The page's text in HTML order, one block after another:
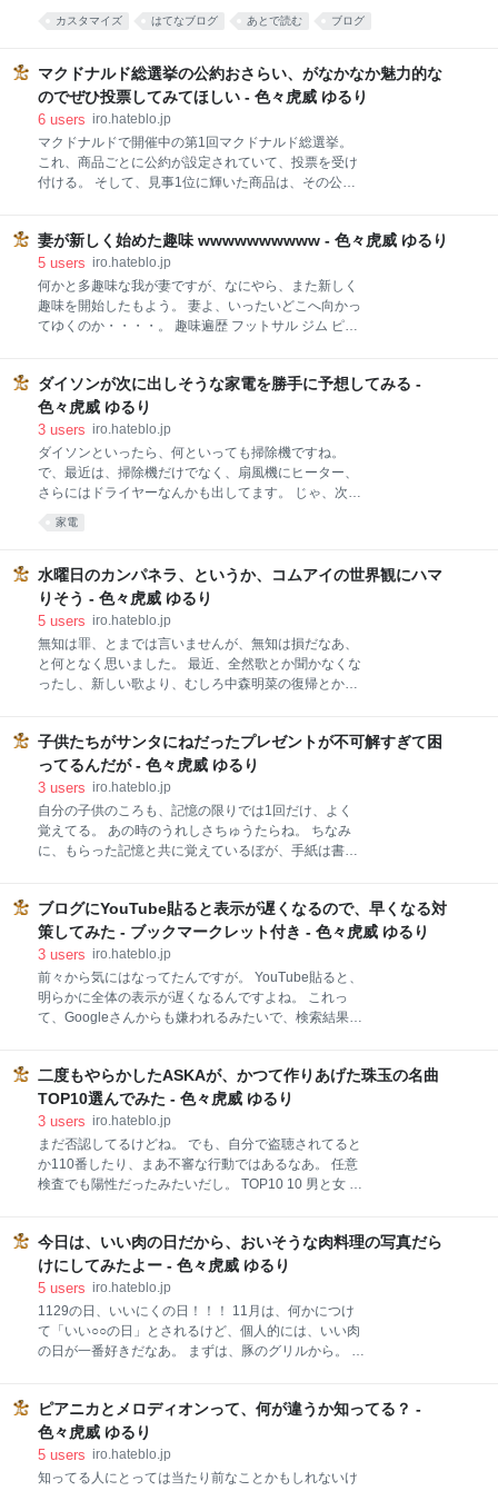
ネっ子ではなく、グッとくるようなオリジナリティあ
ポンサーリンク ここがいい① 「ヌードル」系商品とい
えば、日清カップヌードルしかり、カップスターしか
り、ある
ますね。 あとで読む コード CSS まとめ あとで読む
はてなブックマークをお誘いするといいますか、リン
共有メニュー出すのめんどうだし。 あとでブラウザの
履歴から見ればいいっか、みたいな感じで結局忘れて
みない、なんて機会損失を防ぐべく（おおげさ）、記
設置して、はてなブックマークしてもらう。 その積み
重ねで、ホットエントリーを目指すという、浅く、そ
して遠い野望を抱きながら、ボタンを設置してみまし
ードのまま、ちゃんとでます。 スポンサーリンク コー
ド デザインの「カスタマイズ」にある「記事」の中の
「記事上
カスタマイズ はてなブログ あとで読む ブログ
マクドナルド総選挙の公約おさらい、がなかなか魅力的な
のでぜひ投票してみてほしい - 色々虎威 ゆるり
6 users iro.hateblo.jp
マクドナルドで開催中の第1回マクドナルド総選挙。
これ、商品ごとに公約が設定されていて、投票を受け
付ける。 そして、見事1位に輝いた商品は、その公約
バーガーの公約 クォーターパウンダー・チーズの公約
ダブルクォーターパウンダー・チーズの公約 てりやき
マックバーガーの公約 チキンフィレオの公約 バベポの
公約 チキチーの公約 フィレオフィッシュの公約 えび
フィレオの公約 まとめ ビックマックの公約 お値段そ
に増えるメガマックは、レギュラーメニューではなく
期間限定商品で、以前は単品で520円で販売されてま
した。 なかなかのお得感です。 ちなみに、個人的には
以前やってた単品200円、の方が
妻が新しく始めた趣味 wwwwwwwwww - 色々虎威 ゆるり
5 users iro.hateblo.jp
何かと多趣味な我が妻ですが、なにやら、また新しく
趣味を開始したもよう。 妻よ、いったいどこへ向かっ
てゆくのか・・・・。 趣味遍歴 フットサル ジム ピア
ットサル 結婚する前ですが、職場の仲間と始めた、と
か。そういえば、ボールとか、シューズとか買ってた
なあ。 記憶の限り、3、4回行ったとろこで、その集団
がバレー部になり変わって、そのうち自然消滅。 その
ボールもシューズも、今はない。 ジム これも結婚する
前。駅前のジムに通ってたねえ。 何回行っただろう
ない。 そう思いたい。 バイクで心拍測ると、いつも振
す。 毎回そうなるらしいので、ある種のトラウマかも
しれないけど。 スポンサーリンク ピアノ 結婚
ダイソンが次に出しそうな家電を勝手に予想してみる -
色々虎威 ゆるり
3 users iro.hateblo.jp
ダイソンといったら、何といっても掃除機ですね。
で、最近は、掃除機だけでなく、扇風機にヒーター、
さらにはドライヤーなんかも出してます。 じゃ、次
は、どんなの出してくるんだろう。 現行製品 掃除機
ファンヒーター ドライヤー 次に出そうなもの 洗濯機
除機 もう説明不要ですよね。ダイソンといえば、こ
れ。 うちには、ハンディタイプありますが、まあパワ
ーすごいです。音もすごいけど。 階段の掃除とか、本
レス ハンディクリーナー motorhead オンラインスト
ア限定モデル DC61 出版社/メーカー: dyson(ダイソン)
メディア: ホーム&キッチン この商品を含むブログを見
と、ついつい、手を突っ込みたくなりますね。 どっか
ら風出てくるん
家電
水曜日のカンパネラ、というか、コムアイの世界観にハマ
りそう - 色々虎威 ゆるり
5 users iro.hateblo.jp
無知は罪、とまでは言いませんが、無知は損だなあ、
と何となく思いました。 最近、全然歌とか聞かなくな
ったし、新しい歌より、むしろ中森明菜の復帰とかの
たんだ、と思いましてね。 水曜日のカンパネラ 曲 お
まけ 水曜日のカンパネラ ボーカルのコムアイと3人か
らなるユニットでして、2012年から活動されてます。
コムアイは、ヤフオクなんかのCMにも出てまして、
まあなかなかの美人でございます。 とりわけ、このコ
ムアイの世界観が独特といいましょうか。 趣味が落語
檎、レキシ・・・・。なるほど、なんとなく、という
か、すごーくわかる気がします。 好きな人には、たま
らん世界観かもしれませんね。 スポンサーリンク 曲
レキ
子供たちがサンタにねだったプレゼントが不可解すぎて困
ってるんだが - 色々虎威 ゆるり
3 users iro.hateblo.jp
自分の子供のころも、記憶の限りでは1回だけ、よく
覚えてる。 あの時のうれしさちゅうたらね。 ちなみ
に、もらった記憶と共に覚えているぼが、手紙は書い
は日曜日の朝。 寒いながらも、朝陽が差し込む穏やか
な日曜日。 ダイニングで妻とコーヒーを飲みながらく
つろいでいると、ベッドルームから子供たちの声が。
「わーい、わーい、サンタさんだー、サンタさんだ
ー」 わざとらしく、どうしたの？と部屋をのぞき込
む。 「サンタさんが、これくれたのー。ほしかったん
て喜び絶頂の子供たち。 そんなクリスマスを、毎年、
妄想しております。 スポンサーリンク 現実 まだ、サ
ンタさんを信じているような年頃なので、夜中にそっ
と
ブログにYouTube貼ると表示が遅くなるので、早くなる対
策してみた - ブックマークレット付き - 色々虎威 ゆるり
3 users iro.hateblo.jp
前々から気にはなってたんですが。 YouTube貼ると、
明らかに全体の表示が遅くなるんですよね。 これっ
て、Googleさんからも嫌われるみたいで、検索結果の
れています。 それをちょっとアレンジする形で、ブッ
クマークレットなどを使って、より簡単に貼り付ける
方法を紹介したいと思います。 スポンサーリンク 方法
としては、 ・ブログには、YouTubeのサムネイル画像
を貼るだけ ・画像クリックで、YouTubeの動画を再生
するiframeに書き換え ・オートプレーオプションで、
る、という動きです。 なるほどね。 確かに、初期表示
にたくさんのiframeがあったら、そら遅いわ。 クリッ
クトリガで
二度もやらかしたASKAが、かつて作りあげた珠玉の名曲
TOP10選んでみた - 色々虎威 ゆるり
3 users iro.hateblo.jp
まだ否認してるけどね。 でも、自分で盗聴されてると
か110番したり、まあ不審な行動ではあるなあ。 任意
検査でも陽性だったみたいだし。 TOP10 10 男と女 9
のくびれた場所 2 SAY YES 1 PRIDE ちなみに そんな
ASKAも、かつては、それはそれは珠玉の名曲といっ
ていいほど、素晴らしい歌つくりまくってた。 そのプ
レッシャーからの薬なんて、そんなん理由にならん。
ただ、かつて作ったいい作品はいい。 だから、まだ聴
き続ける。 TOP10 10 男と女 なんか、歌謡曲っぽいよ
り上がる歌だねえ。何度カラオケでうたったことか。
画像クリックで動画再生
今日は、いい肉の日だから、おいそうな肉料理の写真だら
けにしてみたよー - 色々虎威 ゆるり
5 users iro.hateblo.jp
1129の日、いいにくの日！！！ 11月は、何かにつけ
て「いい○○の日」とされるけど、個人的には、いい肉
の日が一番好きだなあ。 まずは、豚のグリルから。 あ
そうだね。 炒め物もいいなあ。 白ご飯が欲しくなって
きた。 和なのか？ パリパリ感が伝わってきて、素敵。
これはやばい。 トロットロやないか！ 鶏の甘辛炒めも
捨て難い。 ご飯が進むなあ。 肉の塊。 ワインちょう
ピアニカとメロディオンって、何が違うか知ってる？ -
色々虎威 ゆるり
5 users iro.hateblo.jp
知ってる人にとっては当たり前なことかもしれないけ